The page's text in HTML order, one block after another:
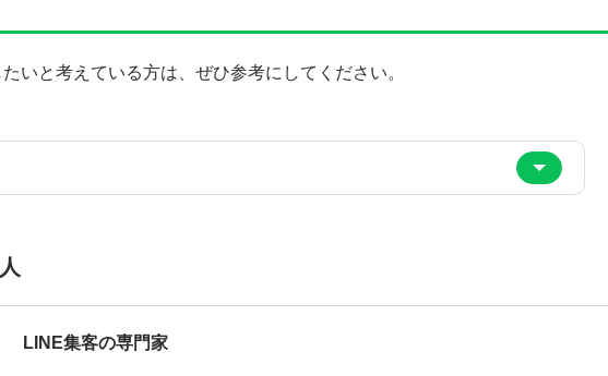
いと考えている方は、ぜひ参考にしてください。
LINE集客の専門家